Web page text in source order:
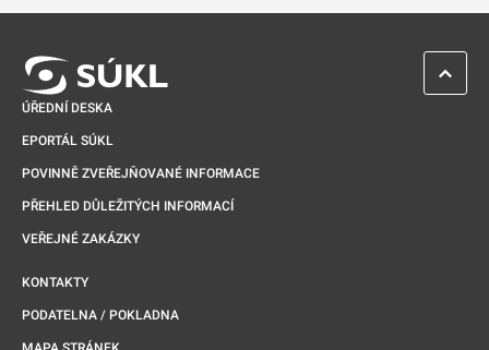
ÚŘEDNÍ DESKA
EPORTÁL SÚKL
POVINNĚ ZVEŘEJŇOVANÉ INFORMACE
PŘEHLED DŮLEŽITÝCH INFORMACÍ
VEŘEJNÉ ZAKÁZKY
KONTAKTY
PODATELNA / POKLADNA
ZPĚT